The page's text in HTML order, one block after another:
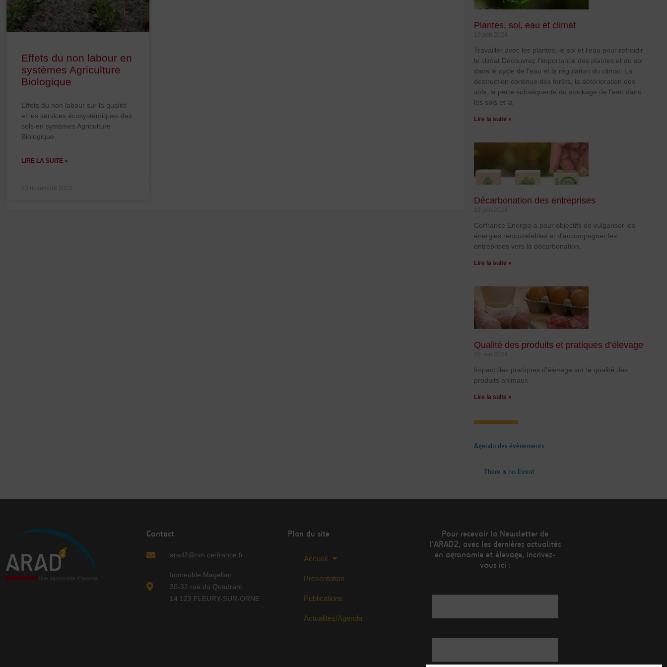
Effets du non labour en
systèmes Agriculture
Biologique
Effets du non labour sur la qualité
et les services écosystémiques des
sols en systèmes Agriculture
Biologique
LIRE LA SUITE »
23 novembre 2022
Plantes, sol, eau et climat
Travailler avec les plantes, le sol et l’eau pour refroidir
le climat Découvrez l’importance des plantes et du sol
dans le cycle de l’eau et la régulation du climat. La
destruction continue des forêts, la détérioration des
sols, la perte subséquente du stockage de l‘eau dans
les sols et la
Lire la suite »
Décarbonation des entreprises
Cerfrance Energie a pour objectifs de vulgariser les
énergies renouvelables et d’accompagner les
entreprises vers la décarbonation.
Lire la suite »
Qualité des produits et pratiques d’élevage
Impact des pratiques d’élevage sur la qualité des
produits animaux
Lire la suite »
Agenda des évènements
There is no Event
Contact
arad2@nm.cerfrance.fr
Immeuble Magellan
30-32 rue du Quadrant
14 123 FLEURY-SUR-ORNE
Plan du site
Accueil
Présentation
Publications
Actualités/Agenda
Pour recevoir la Newsletter de
l'ARAD2, avec les dernières actualités
en agronomie et élevage, incrivez-
vous ici :